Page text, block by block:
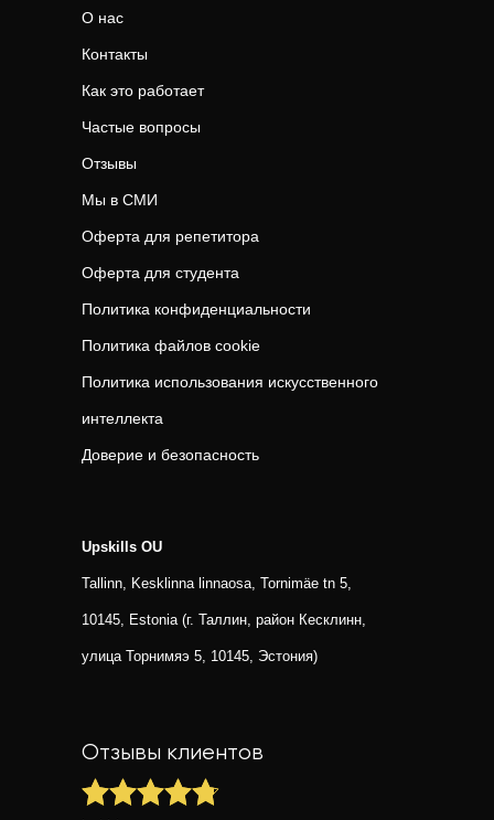
О нас
Контакты
Как это работает
Частые вопросы
Отзывы
Мы в СМИ
Оферта для репетитора
Оферта для студента
Политика конфиденциальности
Политика файлов cookie
Политика использования искусственного
интеллекта
Доверие и безопасность
Upskills OU
Tallinn, Kesklinna linnaosa, Tornimäe tn 5,
10145, Estonia (г. Таллин, район Кесклинн,
улица Торнимяэ 5, 10145, Эстония)
Отзывы клиентов